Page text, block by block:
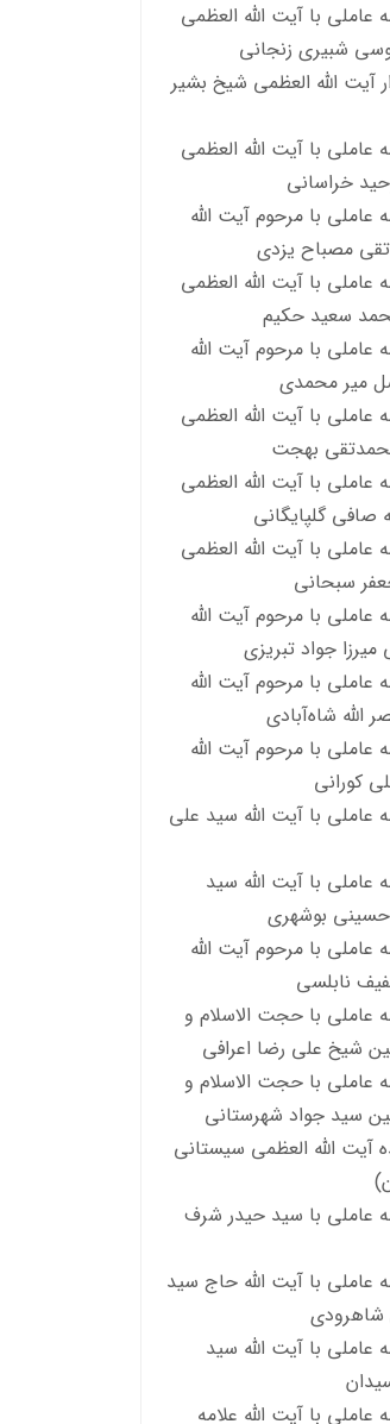
عاملي با آيت الله العظمى
شبيري زنجاني
آيت الله العظمى شيخ بشير
عاملی با آيت الله العظمى
خراساني
عاملی با مرحوم آيت الله
مصباح يزدي
عاملي با آیت الله العظمی
سعید حکیم
عاملي با مرحوم آیت الله
مير محمدي
عاملی با آيت الله العظمى
بهجت
عاملي با آیت الله العظمی
صافی گلپایگانی
عاملی با آيت الله العظمى
سبحاني
عاملی با مرحوم آيت الله
ميرزا جواد تبريزي
عاملی با مرحوم آيت الله
الله شاه‌آبادي
عاملی با مرحوم آيت الله
كوراني
عاملی با آیت الله سيد علي
عاملی با آيت الله سید
بوشهری
عاملی با مرحوم آيت الله
نابلسي
عاملي با حجت الاسلام و
شیخ علی رضا اعرافی
عاملي با حجت الاسلام و
سید جواد شهرستانی
آیت الله العظمى سیستانی
عاملي با سيد حیدر شرف
عاملي با آیت‌ الله حاج سید
عاملي با آیت الله سید
عاملي با آیت الله علامه